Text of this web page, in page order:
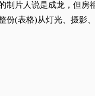
制片人说是成龙，但房
份(表格)从灯光、摄影